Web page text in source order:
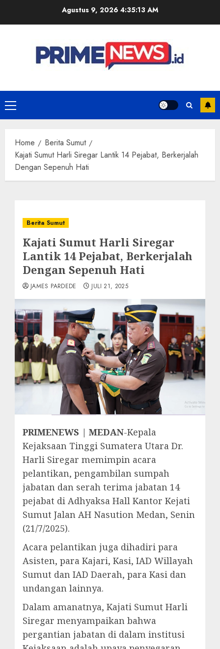
Agustus 9, 2026 4:35:14 AM
Primary
Menu
Home
Berita Sumut
Kajati Sumut Harli Siregar Lantik 14 Pejabat, Berkerjalah
Dengan Sepenuh Hati
Berita Sumut
Kajati Sumut Harli Siregar
Lantik 14 Pejabat, Berkerjalah
Dengan Sepenuh Hati
JAMES PARDEDE JULI 21, 2025
PRIMENEWS | MEDAN-Kepala
Kejaksaan Tinggi Sumatera Utara Dr.
Harli Siregar memimpin acara
pelantikan, pengambilan sumpah
jabatan dan serah terima jabatan 14
pejabat di Adhyaksa Hall Kantor Kejati
Sumut Jalan AH Nasution Medan, Senin
(21/7/2025).
Acara pelantikan juga dihadiri para
Asisten, para Kajari, Kasi, IAD Willayah
Sumut dan IAD Daerah, para Kasi dan
undangan lainnya.
Dalam amanatnya, Kajati Sumut Harli
Siregar menyampaikan bahwa
pergantian jabatan di dalam institusi